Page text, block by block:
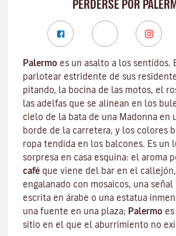
PERDERSE POR
Palermo es un asalto a los sentidos.
parlotear estridente de sus
pitando, la bocina de las motos, el
las adelfas que se alinean en los
cielo de la bata de una Madonna en
borde de la carretera, y los colores
ropa tendida en los balcones. Es un
sorpresa en casa esquina: el aroma
café que viene del bar en el
engalanado con mosaicos, una
escrita en árabe o una estatua
una fuente en una plaza; Palermo
sitio en el que el aburrimiento no